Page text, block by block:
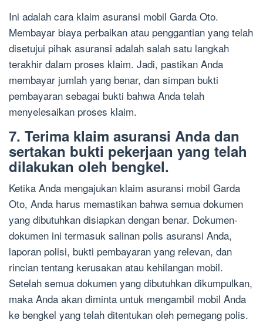
Ini adalah cara klaim asuransi mobil Garda Oto.
Membayar biaya perbaikan atau penggantian yang telah
disetujui pihak asuransi adalah salah satu langkah
terakhir dalam proses klaim. Jadi, pastikan Anda
membayar jumlah yang benar, dan simpan bukti
pembayaran sebagai bukti bahwa Anda telah
menyelesaikan proses klaim.
7. Terima klaim asuransi Anda dan
sertakan bukti pekerjaan yang telah
dilakukan oleh bengkel.
Ketika Anda mengajukan klaim asuransi mobil Garda
Oto, Anda harus memastikan bahwa semua dokumen
yang dibutuhkan disiapkan dengan benar. Dokumen-
dokumen ini termasuk salinan polis asuransi Anda,
laporan polisi, bukti pembayaran yang relevan, dan
rincian tentang kerusakan atau kehilangan mobil.
Setelah semua dokumen yang dibutuhkan dikumpulkan,
maka Anda akan diminta untuk mengambil mobil Anda
ke bengkel yang telah ditentukan oleh pemegang polis.